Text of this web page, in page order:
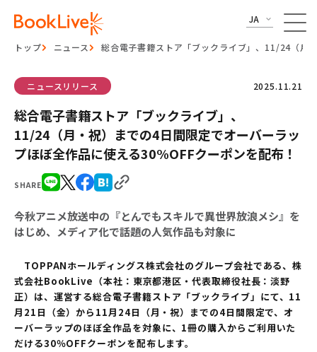
JA
トップ ニュース 総合電子書籍ストア「ブックライブ」、11/24（月
SHARE
ニュースリリース 2025.11.21
総合電子書籍ストア「ブックライブ」、
11/24（月・祝）までの4日間限定でオーバーラッ
プほぼ全作品に使える30%OFFクーポンを配布！
今秋アニメ放送中の『とんでもスキルで異世界放浪メシ』を
はじめ、メディア化で話題の人気作品も対象に
TOPPANホールディングス株式会社のグループ会社である、株
式会社BookLive（本社：東京都港区・代表取締役社長：淡野
正）は、運営する総合電子書籍ストア「ブックライブ」にて、11
月21日（金）から11月24日（月・祝）までの4日間限定で、オ
ーバーラップのほぼ全作品を対象に、1冊の購入からご利用いた
だける30％OFFクーポンを配布します。